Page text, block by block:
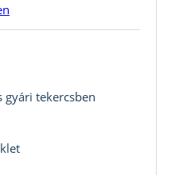
gyári tekercsben